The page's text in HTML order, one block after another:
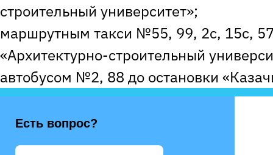
строительный университет»;
маршрутным такси №55, 99, 2с, 15с,
«Архитектурно-строительный
автобусом №2, 88 до остановки
Есть вопрос?